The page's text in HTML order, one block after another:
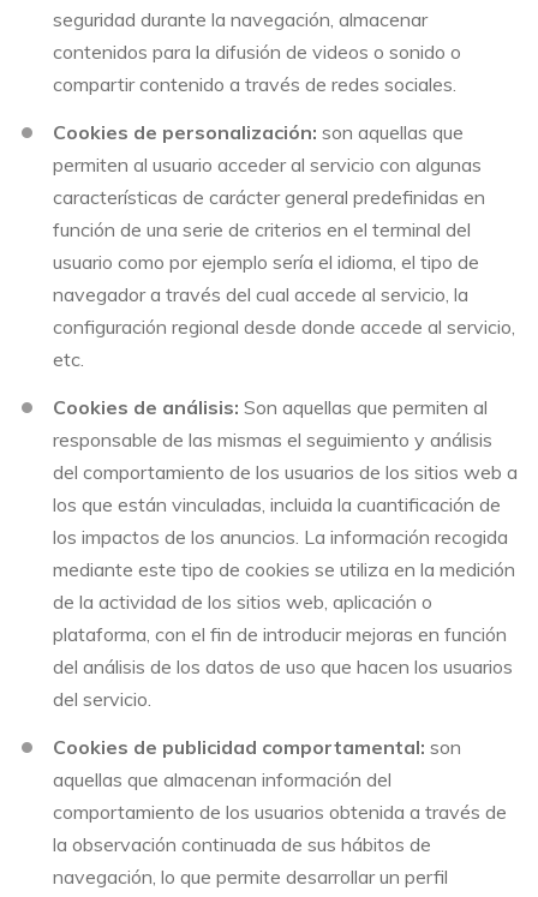
seguridad durante la navegación, almacenar
contenidos para la difusión de videos o sonido o
compartir contenido a través de redes sociales.
Cookies de personalización: son aquellas que
permiten al usuario acceder al servicio con algunas
características de carácter general predefinidas en
función de una serie de criterios en el terminal del
usuario como por ejemplo sería el idioma, el tipo de
navegador a través del cual accede al servicio, la
configuración regional desde donde accede al servicio,
etc.
Cookies de análisis: Son aquellas que permiten al
responsable de las mismas el seguimiento y análisis
del comportamiento de los usuarios de los sitios web a
los que están vinculadas, incluida la cuantificación de
los impactos de los anuncios. La información recogida
mediante este tipo de cookies se utiliza en la medición
de la actividad de los sitios web, aplicación o
plataforma, con el fin de introducir mejoras en función
del análisis de los datos de uso que hacen los usuarios
del servicio.
Cookies de publicidad comportamental: son
aquellas que almacenan información del
comportamiento de los usuarios obtenida a través de
la observación continuada de sus hábitos de
navegación, lo que permite desarrollar un perfil